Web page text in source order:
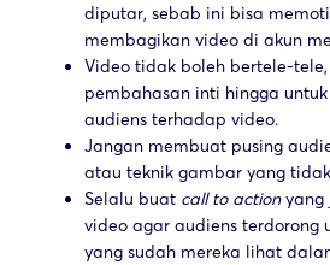
diputar, sebab ini bisa
membagikan video di akun
Video tidak boleh bertele-tele,
pembahasan inti hingga
audiens terhadap video.
Jangan membuat pusing
atau teknik gambar yang
Selalu buat call to actionyang
video agar audiens terdorong
yang sudah mereka lihat